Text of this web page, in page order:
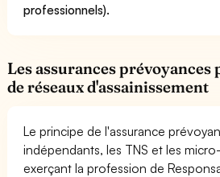
professionnels).
Les assurances prévoyances
de réseaux d'assainissement
Le principe de l'assurance
indépendants, les TNS et les
exerçant la profession de